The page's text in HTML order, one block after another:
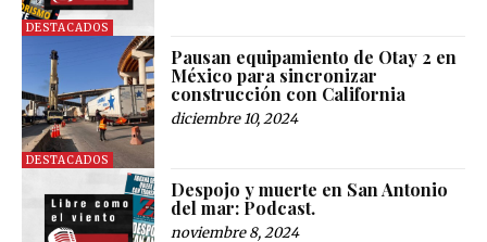
DESTACADOS
DESTACADOS
Pausan equipamiento de Otay 2 en
México para sincronizar
construcción con California
diciembre 10, 2024
Despojo y muerte en San Antonio
del mar: Podcast.
noviembre 8, 2024